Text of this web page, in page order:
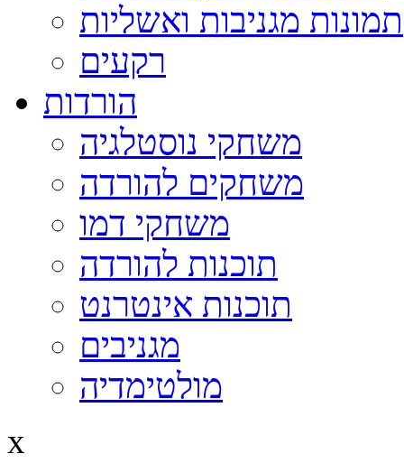
תמונות מגניבות ואשליות
רקעים
הורדות
משחקי נוסטלגיה
משחקים להורדה
משחקי דמו
תוכנות להורדה
תוכנות אינטרנט
מגניבים
מולטימדיה
x